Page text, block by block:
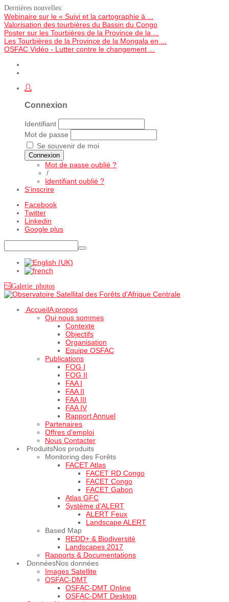
Dernières nouvelles:
Webinaire sur le « Suivi et la cartographie à ...
Valorisation des tourbières du Bassin du Congo
Poster sur les Tourbières de la Province de la ...
Les Tourbières de la Province de la Mongala en ...
OSFAC Vidéo - Lutter contre le changement ...
Connexion
Identifiant
Mot de passe
Se souvenir de moi
Connexion
Mot de passe oublié ?
/
Identifiant oublié ?
S'inscrire
Facebook
Twitter
Linkedin
Google plus
Galerie photos
AccueilA propos
Qui nous sommes
Contexte
Objectifs
Organisation
Equipe OSFAC
Publications
FOG I
FOG II
FAA I
FAA II
FAA III
FAA IV
Rapport Annuel
Partenaires
Offres d'emploi
Nous Contacter
ProduitsNos produits
Monitoring des Forêts
FACET Atlas
FACET RD Congo
FACET Congo
FACET Gabon
Atlas GFC
Système d'ALERT
ALERT Feux
Landscape ALERT
Based Map
REDD+ & Biodiversité
Landscapes 2017
Rapports & Documentations
DonnéesNos données
Images Satellite
OSFAC-DMT
OSFAC-DMT Online
OSFAC-DMT Desktop